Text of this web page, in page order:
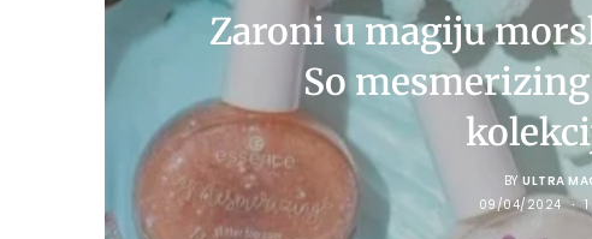
Zaroni u magiju
So
BY ULTRA
09/04/2024